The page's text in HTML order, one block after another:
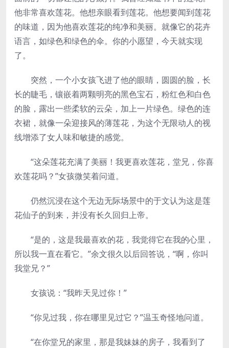
他非常喜欢莲花。他想亲眼看到莲花。他想要闻到莲花
的味道，因为他喜欢莲花的纯净和美丽。就像它的花卉
语言，如绿色和绿色的伞。你的小愿望，今天就实现
了。
突然，一个小女孩飞进了他的眼睛，圆圆的脸，长
长的睫毛，镶嵌着两颗明亮的黑色宝石，粉红色和白色
的脸，露出一些柔软的云朵，加上一片绿色。绿色的连
衣裙，就像一朵迎接风的薄莲花，为这个无限动人的视
线增添了女人味和敏捷的感觉。
“这朵莲花充满了美丽！我更喜欢莲花，堂兄，你喜
欢莲花吗？”女孩微笑着问道。
仍然沉浸在这个无边无际场景中的于文认为这是莲
花仙子的到来，并没有长久回归上帝。
“是的，这是我最喜欢的花，我觉得它在我的心里，
所以我一直在看它。”余文很久以后回答说，“啊，你叫
我堂兄？”
女孩说：“我昨天见过你！”
“你见过我，你在哪里见过它？”温玉奇怪地问道。
“在你堂兄的家里，那是我妹妹的房子，我看到了